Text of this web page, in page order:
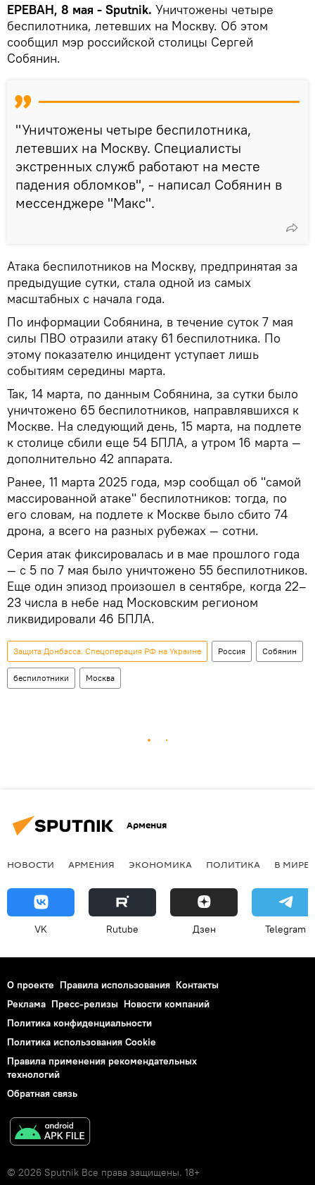
ЕРЕВАН, 8 мая - Sputnik. Уничтожены четыре
беспилотника, летевших на Москву. Об этом
сообщил мэр российской столицы Сергей
Собянин.
"Уничтожены четыре беспилотника,
летевших на Москву. Специалисты
экстренных служб работают на месте
падения обломков", - написал Собянин в
мессенджере "Макс".
Атака беспилотников на Москву, предпринятая за
предыдущие сутки, стала одной из самых
масштабных с начала года.
По информации Собянина, в течение суток 7 мая
силы ПВО отразили атаку 61 беспилотника. По
этому показателю инцидент уступает лишь
событиям середины марта.
Так, 14 марта, по данным Собянина, за сутки было
уничтожено 65 беспилотников, направлявшихся к
Москве. На следующий день, 15 марта, на подлете
к столице сбили еще 54 БПЛА, а утром 16 марта —
дополнительно 42 аппарата.
Ранее, 11 марта 2025 года, мэр сообщал об "самой
массированной атаке" беспилотников: тогда, по
его словам, на подлете к Москве было сбито 74
дрона, а всего на разных рубежах — сотни.
Серия атак фиксировалась и в мае прошлого года
— с 5 по 7 мая было уничтожено 55 беспилотников.
Еще один эпизод произошел в сентябре, когда 22–
23 числа в небе над Московским регионом
ликвидировали 46 БПЛА.
Защита Донбасса. Спецоперация РФ на Украине Россия Собянин
беспилотники Москва
Армения
НОВОСТИ АРМЕНИЯ ЭКОНОМИКА ПОЛИТИКА В МИРЕ
VK Rutube Дзен Telegram
О проекте Правила использования Контакты
Реклама Пресс-релизы Новости компаний
Политика конфиденциальности
Политика использования Cookie
Правила применения рекомендательных
технологий
Обратная связь
© 2026 Sputnik Все права защищены. 18+